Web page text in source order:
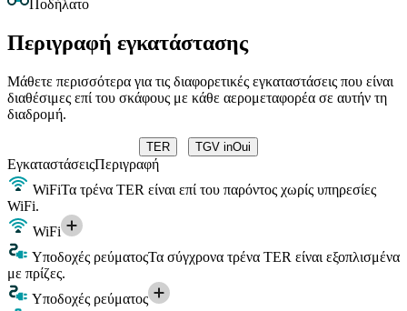
Ποδήλατο
Περιγραφή εγκατάστασης
Μάθετε περισσότερα για τις διαφορετικές εγκαταστάσεις που είναι
διαθέσιμες επί του σκάφους με κάθε αερομεταφορέα σε αυτήν τη
διαδρομή.
TER TGV inOui
ΕγκαταστάσειςΠεριγραφή
WiFiΤα τρένα TER είναι επί του παρόντος χωρίς υπηρεσίες
WiFi.
WiFi
Υποδοχές ρεύματοςΤα σύγχρονα τρένα TER είναι εξοπλισμένα
με πρίζες.
Υποδοχές ρεύματος